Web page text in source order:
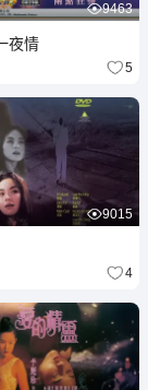
9463
夜情
5
9015
4